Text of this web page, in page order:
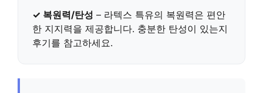
✓ 복원력/탄성 – 라텍스 특유의 복원력은 편안
한 지지력을 제공합니다. 충분한 탄성이 있는지
후기를 참고하세요.